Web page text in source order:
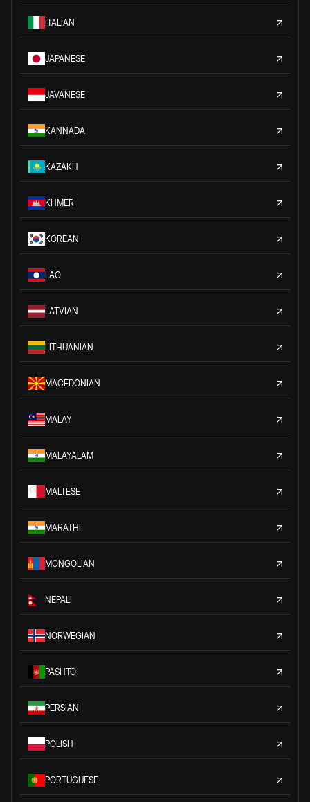
ITALIAN
JAPANESE
JAVANESE
KANNADA
KAZAKH
KHMER
KOREAN
LAO
LATVIAN
LITHUANIAN
MACEDONIAN
MALAY
MALAYALAM
MALTESE
MARATHI
MONGOLIAN
NEPALI
NORWEGIAN
PASHTO
PERSIAN
POLISH
PORTUGUESE